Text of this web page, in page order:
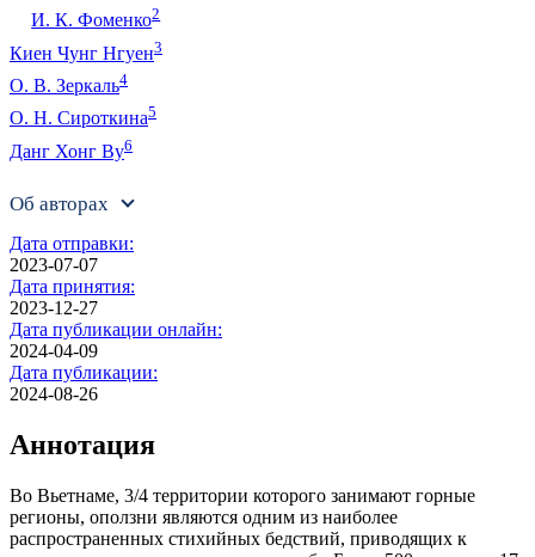
И. К. Фоменко2
Киен Чунг Нгуен3
О. В. Зеркаль4
О. Н. Сироткина5
Данг Хонг Ву6
Об авторах
Дата отправки:
2023-07-07
Дата принятия:
2023-12-27
Дата публикации онлайн:
2024-04-09
Дата публикации:
2024-08-26
Аннотация
Во Вьетнаме, 3/4 территории которого занимают горные
регионы, оползни являются одним из наиболее
распространенных стихийных бедствий, приводящих к